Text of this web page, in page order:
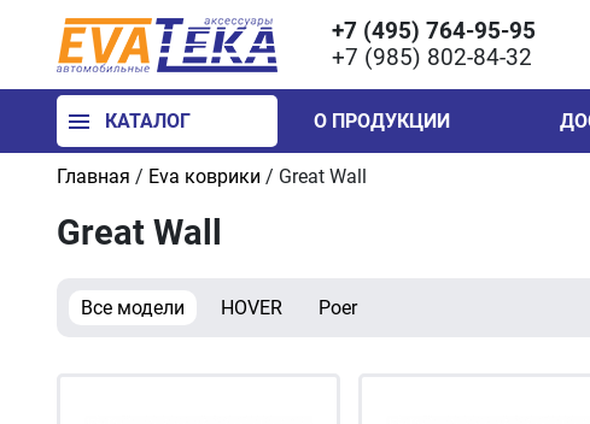
+7 (495) 764-95-95
+7 (985) 802-84-32
КАТАЛОГ О ПРОДУКЦИИ
Главная / Eva коврики / Great Wall
Great Wall
Все модели HOVER Poer